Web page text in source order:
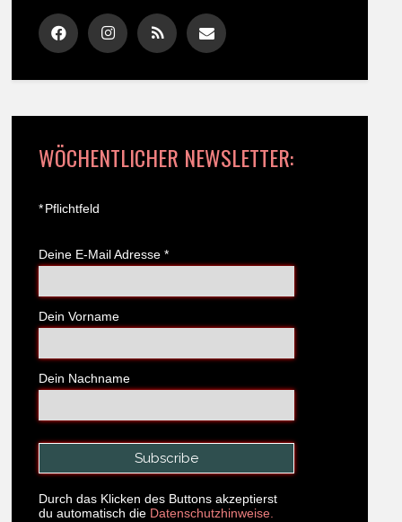
WÖCHENTLICHER NEWSLETTER:
*Pflichtfeld
Deine E-Mail Adresse *
Dein Vorname
Dein Nachname
Durch das Klicken des Buttons akzeptierst
du automatisch die Datenschutzhinweise.